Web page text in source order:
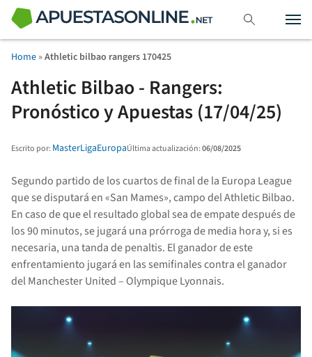
Home »Athletic bilbao rangers 170425
Athletic Bilbao - Rangers:
Pronóstico y Apuestas (17/04/25)
Escrito por: MasterLigaEuropaÚltima actualización:06/08/2025
Segundo partido de los cuartos de final de la Europa League
que se disputará en «San Mames», campo del Athletic Bilbao.
En caso de que el resultado global sea de empate después de
los 90 minutos, se jugará una prórroga de media hora y, si es
necesaria, una tanda de penaltis. El ganador de este
enfrentamiento jugará en las semifinales contra el ganador
del Manchester United – Olympique Lyonnais.